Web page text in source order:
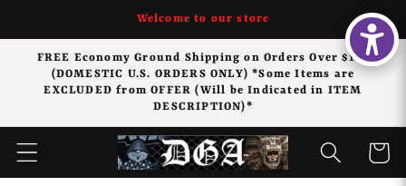
al contenido
Welcome to our store
FREE Economy Ground Shipping on Orders Over $125
(DOMESTIC U.S. ORDERS ONLY) *Some Items are
EXCLUDED from OFFER (Will be Indicated in ITEM
DESCRIPTION)*
Carrito